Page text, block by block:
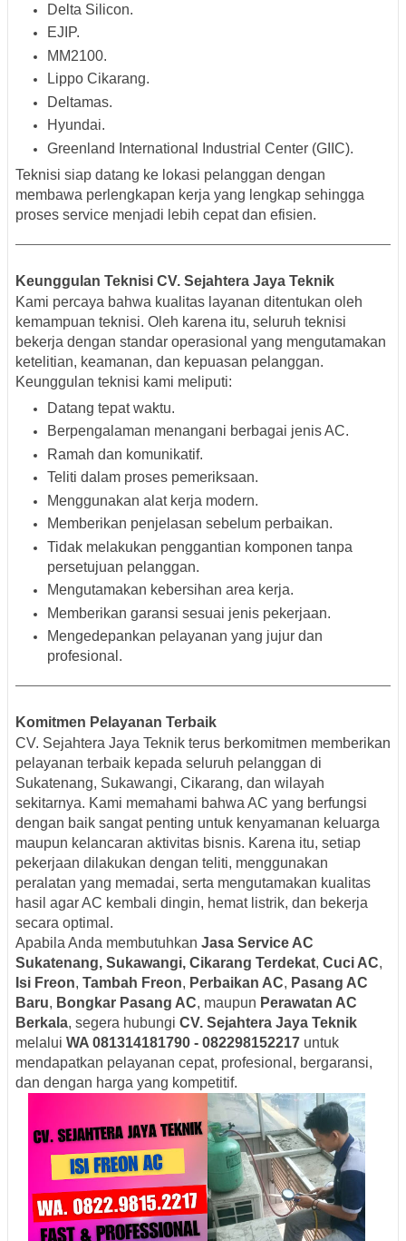
Delta Silicon.
EJIP.
MM2100.
Lippo Cikarang.
Deltamas.
Hyundai.
Greenland International Industrial Center (GIIC).
Teknisi siap datang ke lokasi pelanggan dengan
membawa perlengkapan kerja yang lengkap sehingga
proses service menjadi lebih cepat dan efisien.
Keunggulan Teknisi CV. Sejahtera Jaya Teknik
Kami percaya bahwa kualitas layanan ditentukan oleh
kemampuan teknisi. Oleh karena itu, seluruh teknisi
bekerja dengan standar operasional yang mengutamakan
ketelitian, keamanan, dan kepuasan pelanggan.
Keunggulan teknisi kami meliputi:
Datang tepat waktu.
Berpengalaman menangani berbagai jenis AC.
Ramah dan komunikatif.
Teliti dalam proses pemeriksaan.
Menggunakan alat kerja modern.
Memberikan penjelasan sebelum perbaikan.
Tidak melakukan penggantian komponen tanpa
persetujuan pelanggan.
Mengutamakan kebersihan area kerja.
Memberikan garansi sesuai jenis pekerjaan.
Mengedepankan pelayanan yang jujur dan
profesional.
Komitmen Pelayanan Terbaik
CV. Sejahtera Jaya Teknik terus berkomitmen memberikan
pelayanan terbaik kepada seluruh pelanggan di
Sukatenang, Sukawangi, Cikarang, dan wilayah
sekitarnya. Kami memahami bahwa AC yang berfungsi
dengan baik sangat penting untuk kenyamanan keluarga
maupun kelancaran aktivitas bisnis. Karena itu, setiap
pekerjaan dilakukan dengan teliti, menggunakan
peralatan yang memadai, serta mengutamakan kualitas
hasil agar AC kembali dingin, hemat listrik, dan bekerja
secara optimal.
Apabila Anda membutuhkan Jasa Service AC
Sukatenang, Sukawangi, Cikarang Terdekat, Cuci AC,
Isi Freon, Tambah Freon, Perbaikan AC, Pasang AC
Baru, Bongkar Pasang AC, maupun Perawatan AC
Berkala, segera hubungi CV. Sejahtera Jaya Teknik
melalui WA 081314181790 - 082298152217 untuk
mendapatkan pelayanan cepat, profesional, bergaransi,
dan dengan harga yang kompetitif.